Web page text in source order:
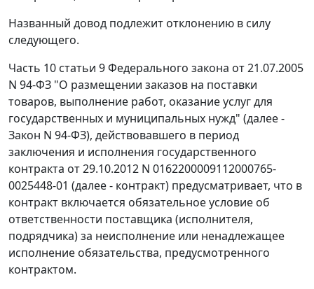
Названный довод подлежит отклонению в силу
следующего.
Часть 10 статьи 9Федерального закона от 21.07.2005
N 94-ФЗ "О размещении заказов на поставки
товаров, выполнение работ, оказание услуг для
государственных и муниципальных нужд" (далее -
Закон N 94-ФЗ), действовавшего в период
заключения и исполнения государственного
контракта от 29.10.2012 N 0162200009112000765-
0025448-01 (далее - контракт) предусматривает, что в
контракт включается обязательное условие об
ответственности поставщика (исполнителя,
подрядчика) за неисполнение или ненадлежащее
исполнение обязательства, предусмотренного
контрактом.